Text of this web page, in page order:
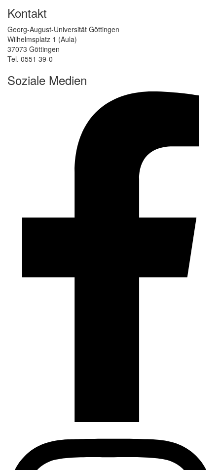
Kontakt
Georg-August-Universität Göttingen
Wilhelmsplatz 1 (Aula)
37073 Göttingen
Tel. 0551 39-0
Soziale Medien